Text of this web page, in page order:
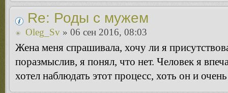
Re: Роды с мужем
Oleg_Sv » 06 сен 2016, 08:03
Жена меня спрашивала, хочу ли я
поразмыслив, я понял, что нет. Человек я
хотел наблюдать этот процесс, хоть он и